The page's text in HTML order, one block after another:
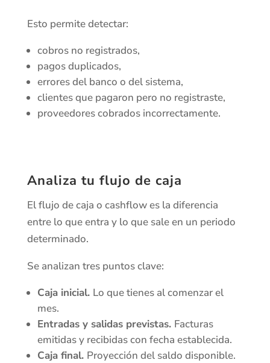
Esto permite detectar:
cobros no registrados,
pagos duplicados,
errores del banco o del sistema,
clientes que pagaron pero no registraste,
proveedores cobrados incorrectamente.
Analiza tu flujo de caja
El flujo de caja o cashflow es la diferencia
entre lo que entra y lo que sale en un periodo
determinado.
Se analizan tres puntos clave:
Caja inicial. Lo que tienes al comenzar el
mes.
Entradas y salidas previstas. Facturas
emitidas y recibidas con fecha establecida.
Caja final. Proyección del saldo disponible.